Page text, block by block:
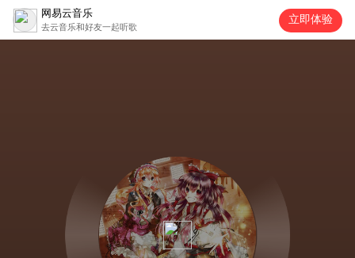
网易云音乐
去云音乐和好友一起听歌
立即体验